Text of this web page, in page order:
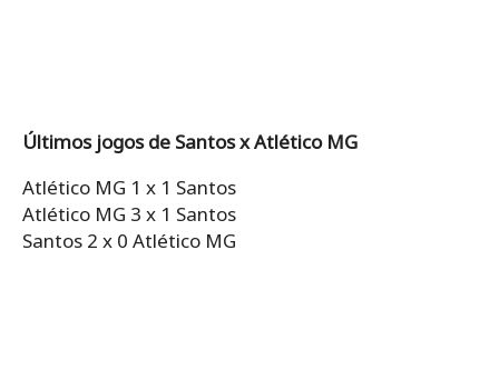
Últimos jogos de Santos x Atlético MG
Atlético MG 1 x 1 Santos
Atlético MG 3 x 1 Santos
Santos 2 x 0 Atlético MG